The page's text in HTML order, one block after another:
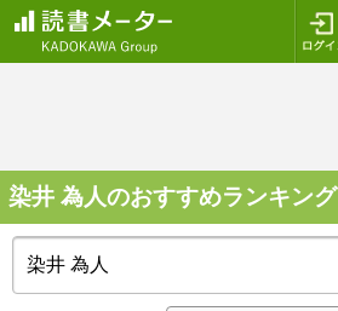
染井 為人のおすすめランキング